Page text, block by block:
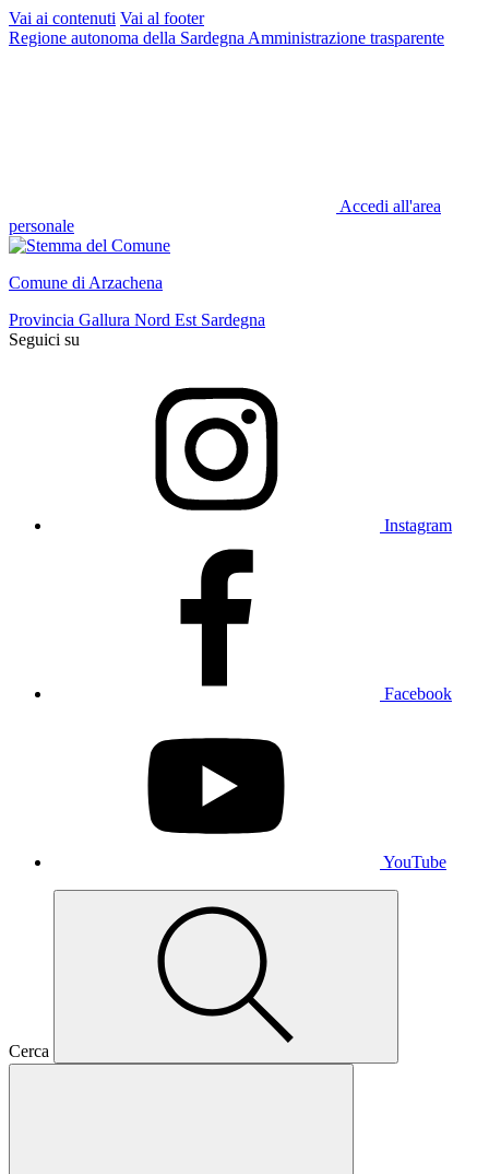
Vai ai contenuti Vai al footer
Regione autonoma della Sardegna Amministrazione trasparente
Accedi all'area
personale
Comune di Arzachena
Provincia Gallura Nord Est Sardegna
Seguici su
Instagram
Facebook
YouTube
Cerca